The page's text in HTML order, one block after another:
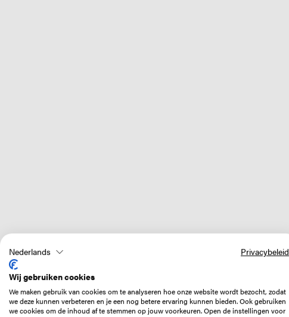
Nederlands Privacybeleid
Wij gebruiken cookies
We maken gebruik van cookies om te analyseren hoe onze website wordt bezocht, zodat
we deze kunnen verbeteren en je een nog betere ervaring kunnen bieden. Ook gebruiken
we cookies om de inhoud af te stemmen op jouw voorkeuren. Open de instellingen voor